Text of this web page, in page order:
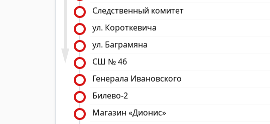
Следственный комитет
ул. Короткевича
ул. Баграмяна
СШ № 46
Генерала Ивановского
Билево-2
Магазин «Дионис»